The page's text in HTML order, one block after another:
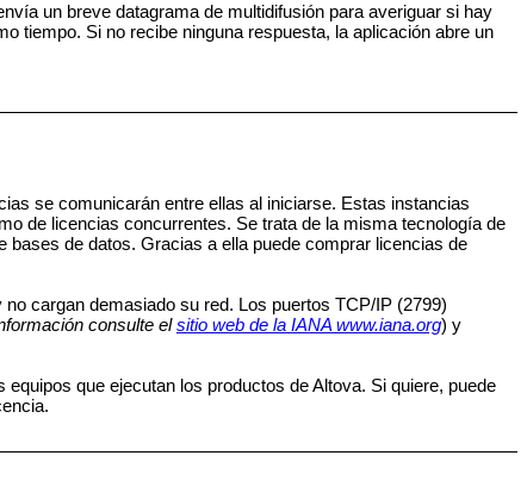
un breve datagrama de multidifusión para averiguar si hay
tiempo. Si no recibe ninguna respuesta, la aplicación abre un
se comunicarán entre ellas al iniciarse. Estas instancias
de licencias concurrentes. Se trata de la misma tecnología de
de datos. Gracias a ella puede comprar licencias de
cargan demasiado su red. Los puertos TCP/IP (2799)
consulte elsitio web de la IANA www.iana.org) y
que ejecutan los productos de Altova. Si quiere, puede